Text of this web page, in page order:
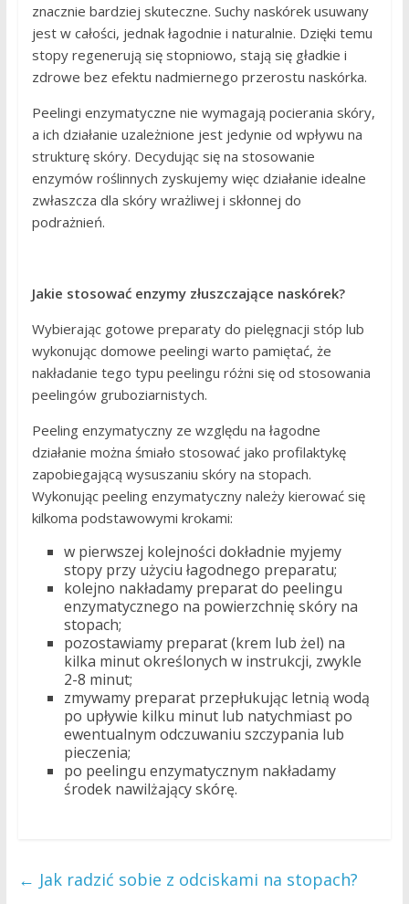
znacznie bardziej skuteczne. Suchy naskórek usuwany
jest w całości, jednak łagodnie i naturalnie. Dzięki temu
stopy regenerują się stopniowo, stają się gładkie i
zdrowe bez efektu nadmiernego przerostu naskórka.
Peelingi enzymatyczne nie wymagają pocierania skóry,
a ich działanie uzależnione jest jedynie od wpływu na
strukturę skóry. Decydując się na stosowanie
enzymów roślinnych zyskujemy więc działanie idealne
zwłaszcza dla skóry wrażliwej i skłonnej do
podrażnień.
Jakie stosować enzymy złuszczające naskórek?
Wybierając gotowe preparaty do pielęgnacji stóp lub
wykonując domowe peelingi warto pamiętać, że
nakładanie tego typu peelingu różni się od stosowania
peelingów gruboziarnistych.
Peeling enzymatyczny ze względu na łagodne
działanie można śmiało stosować jako profilaktykę
zapobiegającą wysuszaniu skóry na stopach.
Wykonując peeling enzymatyczny należy kierować się
kilkoma podstawowymi krokami:
w pierwszej kolejności dokładnie myjemy
stopy przy użyciu łagodnego preparatu;
kolejno nakładamy preparat do peelingu
enzymatycznego na powierzchnię skóry na
stopach;
pozostawiamy preparat (krem lub żel) na
kilka minut określonych w instrukcji, zwykle
2-8 minut;
zmywamy preparat przepłukując letnią wodą
po upływie kilku minut lub natychmiast po
ewentualnym odczuwaniu szczypania lub
pieczenia;
po peelingu enzymatycznym nakładamy
środek nawilżający skórę.
← Jak radzić sobie z odciskami na stopach?